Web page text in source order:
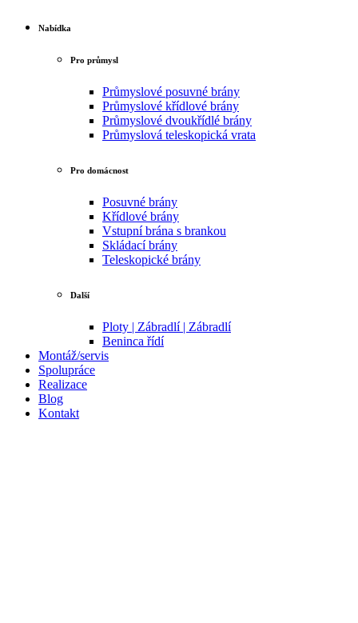
Nabídka
Pro průmysl
Průmyslové posuvné brány
Průmyslové křídlové brány
Průmyslové dvoukřídlé brány
Průmyslová teleskopická vrata
Pro domácnost
Posuvné brány
Křídlové brány
Vstupní brána s brankou
Skládací brány
Teleskopické brány
Další
Ploty | Zábradlí | Zábradlí
Beninca řídí
Montáž/servis
Spolupráce
Realizace
Blog
Kontakt